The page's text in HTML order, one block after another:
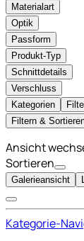
Materialart
Optik
Passform
Produkt-Typ
Schnittdetails
Verschluss
Kategorien
Filtern &
Ansicht
Sortieren
Galerieansicht
Kategorie-